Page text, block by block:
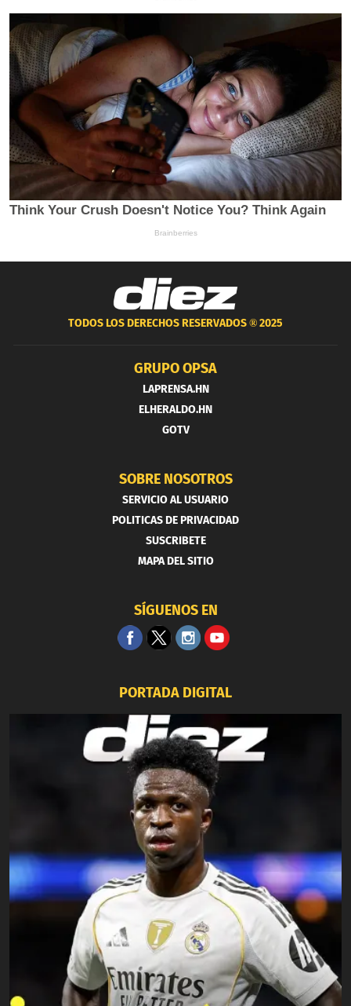
TODOS LOS DERECHOS RESERVADOS ®2025
GRUPO OPSA
LAPRENSA.HN
ELHERALDO.HN
GOTV
SOBRE NOSOTROS
SERVICIO AL USUARIO
POLITICAS DE PRIVACIDAD
SUSCRIBETE
MAPA DEL SITIO
SÍGUENOS EN
PORTADA DIGITAL